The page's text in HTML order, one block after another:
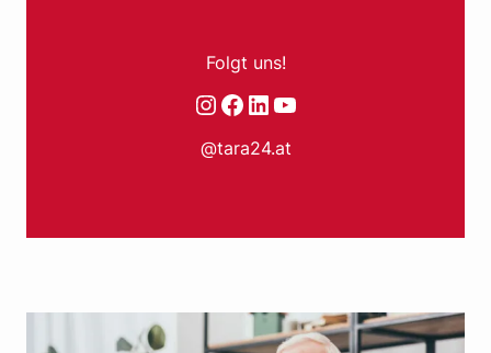
Folgt uns!
Instagram Facebook LinkedIn YouTube
@tara24.at